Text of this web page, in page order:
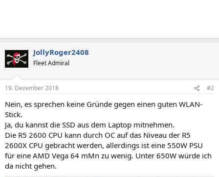
JollyRoger2408
Fleet Admiral
19. Dezember 2018 #2
Nein, es sprechen keine Gründe gegen einen guten WLAN-
Stick.
Ja, du kannst die SSD aus dem Laptop mitnehmen.
Die R5 2600 CPU kann durch OC auf das Niveau der R5
2600X CPU gebracht werden, allerdings ist eine 550W PSU
für eine AMD Vega 64 mMn zu wenig. Unter 650W würde ich
da nicht gehen.